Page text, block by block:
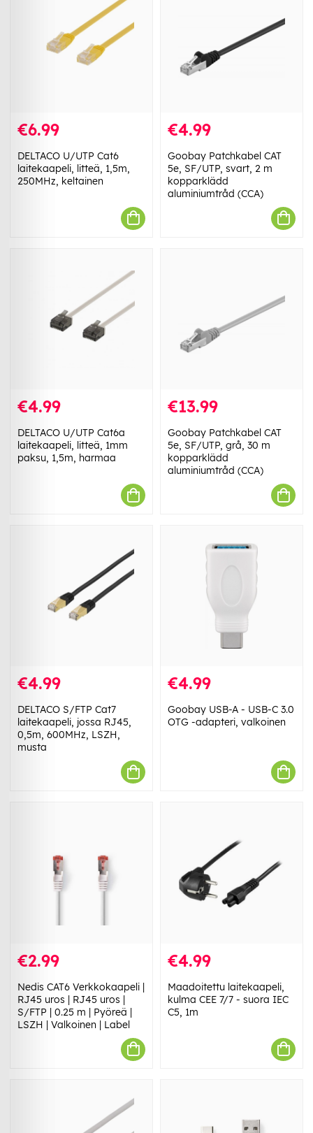
€6.99
DELTACO U/UTP Cat6
laitekaapeli, litteä, 1,5m,
250MHz, keltainen
€4.99
Goobay Patchkabel CAT
5e, SF/UTP, svart, 2 m
kopparklädd
aluminiumtråd (CCA)
€4.99
DELTACO U/UTP Cat6a
laitekaapeli, litteä, 1mm
paksu, 1,5m, harmaa
€13.99
Goobay Patchkabel CAT
5e, SF/UTP, grå, 30 m
kopparklädd
aluminiumtråd (CCA)
€4.99
DELTACO S/FTP Cat7
laitekaapeli, jossa RJ45,
0,5m, 600MHz, LSZH,
musta
€4.99
Goobay USB-A - USB-C 3.0
OTG -adapteri, valkoinen
€2.99
Nedis CAT6 Verkkokaapeli |
RJ45 uros | RJ45 uros |
S/FTP | 0.25 m | Pyöreä |
LSZH | Valkoinen | Label
€4.99
Maadoitettu laitekaapeli,
kulma CEE 7/7 - suora IEC
C5, 1m